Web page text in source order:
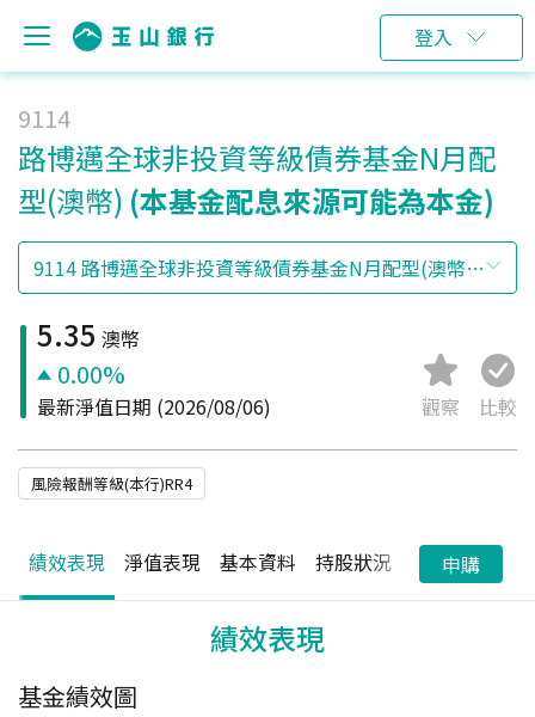
登入
9114
路博邁全球非投資等級債券基金N月配
型(澳幣) (本基金配息來源可能為本金)
5.35 澳幣
0.00%
最新淨值日期 (2026/08/06) 觀察 比較
風險報酬等級(本行)RR4
績效表現 淨值表現 基本資料 持股狀況 配息狀況
申購
績效表現
基金績效圖